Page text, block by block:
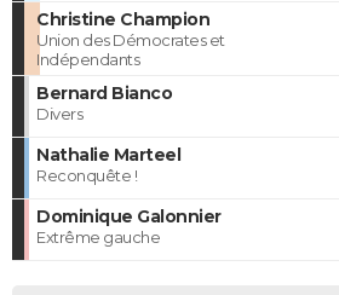
Christine Champion
Union des Démocrates et
Indépendants
Bernard Bianco
Divers
Nathalie Marteel
Reconquête !
Dominique Galonnier
Extrême gauche